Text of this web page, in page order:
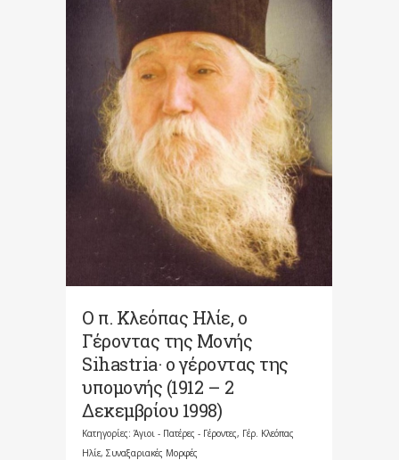
Ο π. Κλεόπας Ηλίε, ο
Γέροντας της Μονής
Sihastria· ο γέροντας της
υπομονής (1912 – 2
Δεκεμβρίου 1998)
Κατηγορίες: Άγιοι - Πατέρες - Γέροντες, Γέρ. Κλεόπας
Ηλίε, Συναξαριακές Μορφές